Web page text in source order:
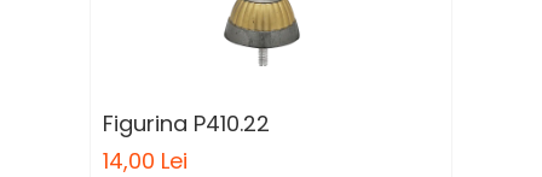
Figurina P410.22
14,00 Lei